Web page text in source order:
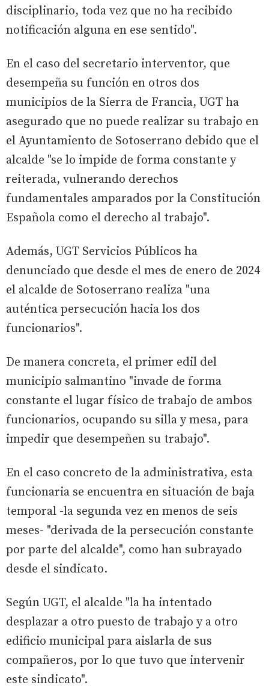
disciplinario, toda vez que no ha recibido
notificación alguna en ese sentido".
En el caso del secretario interventor, que
desempeña su función en otros dos
municipios de la Sierra de Francia, UGT ha
asegurado que no puede realizar su trabajo en
el Ayuntamiento de Sotoserrano debido que el
alcalde "se lo impide de forma constante y
reiterada, vulnerando derechos
fundamentales amparados por la Constitución
Española como el derecho al trabajo".
Además, UGT Servicios Públicos ha
denunciado que desde el mes de enero de 2024
el alcalde de Sotoserrano realiza "una
auténtica persecución hacia los dos
funcionarios".
De manera concreta, el primer edil del
municipio salmantino "invade de forma
constante el lugar físico de trabajo de ambos
funcionarios, ocupando su silla y mesa, para
impedir que desempeñen su trabajo".
En el caso concreto de la administrativa, esta
funcionaria se encuentra en situación de baja
temporal -la segunda vez en menos de seis
meses- "derivada de la persecución constante
por parte del alcalde", como han subrayado
desde el sindicato.
Según UGT, el alcalde "la ha intentado
desplazar a otro puesto de trabajo y a otro
edificio municipal para aislarla de sus
compañeros, por lo que tuvo que intervenir
este sindicato".